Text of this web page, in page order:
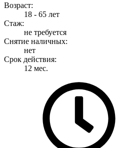
Возраст:
18 - 65 лет
Стаж:
не требуется
Снятие наличных:
нет
Срок действия:
12 мес.